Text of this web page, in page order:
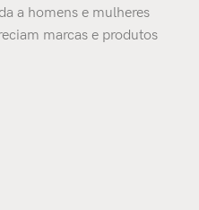
a homens e mulheres
marcas e produtos